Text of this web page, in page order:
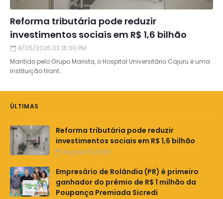
Reforma tributária pode reduzir
investimentos sociais em R$ 1,6 bilhão
8/05/2026 03:16:00 PM
Mantido pelo Grupo Marista, o Hospital Universitário Cajuru é uma
instituição filant…
ÚLTIMAS
Reforma tributária pode reduzir
investimentos sociais em R$ 1,6 bilhão
August 05,2026
Empresário de Rolândia (PR) é primeiro
ganhador do prêmio de R$ 1 milhão da
Poupança Premiada Sicredi